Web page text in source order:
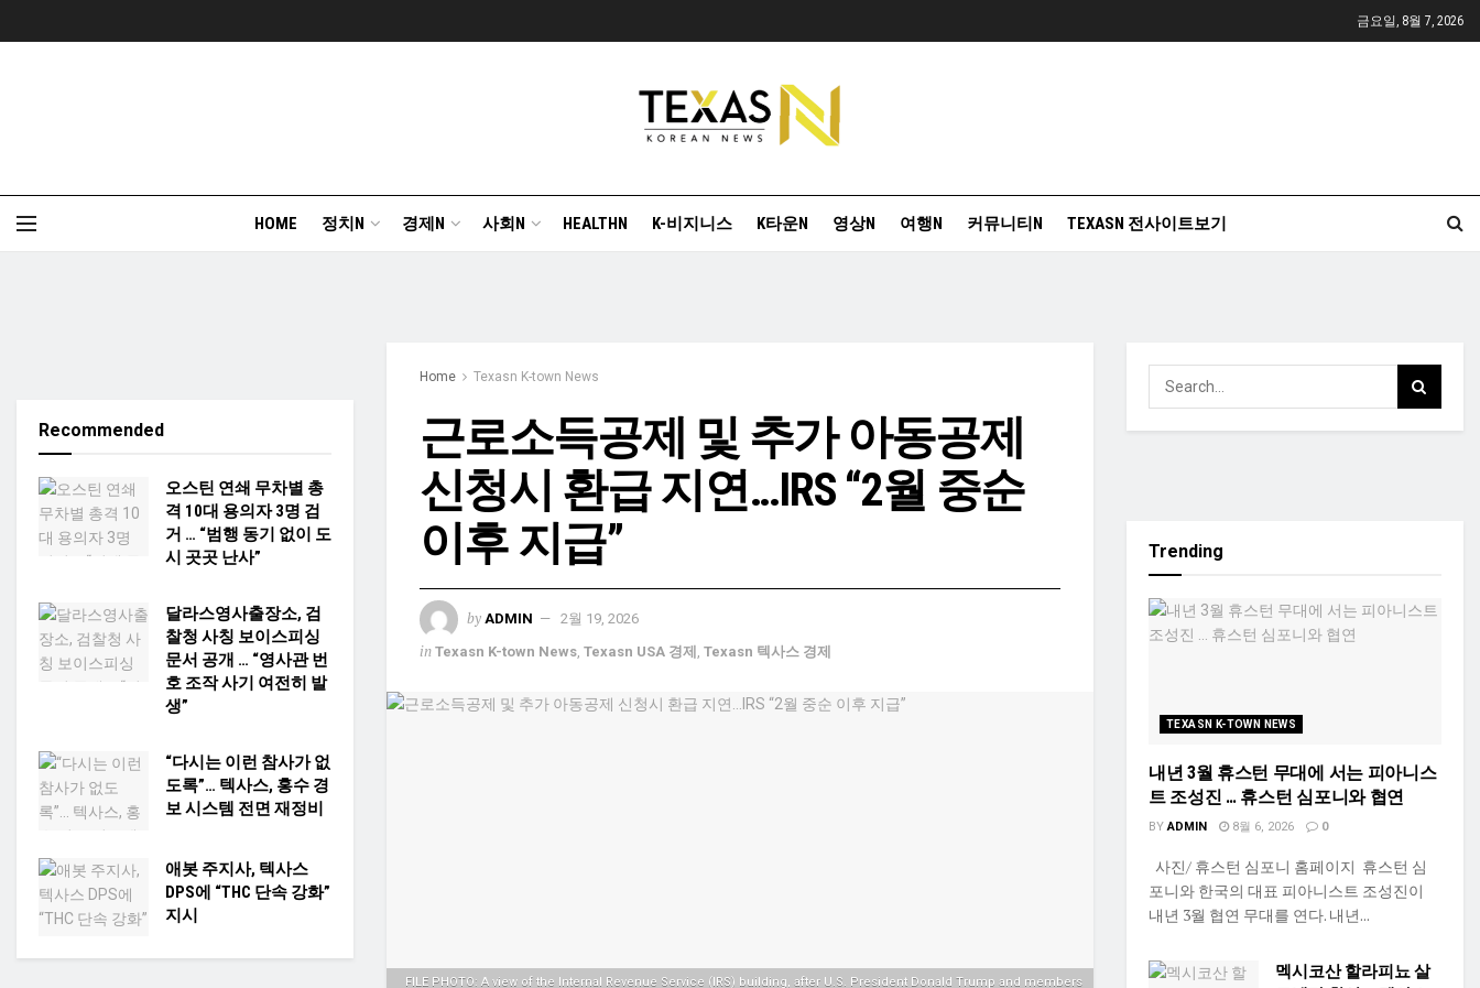
금요일, 8월 7, 2026
HOME 정치N 경제N 사회N HEALTHN K-비지니스 K타운N 영상N 여행N 커뮤니티N TEXASN 전사이트보기
Home Texasn K-town News
근로소득공제 및 추가 아동공제
신청시 환급 지연…IRS “2월 중순
이후 지급”
by ADMIN 2월 19, 2026
in Texasn K-town News Texasn USA 경제 Texasn 텍사스 경제
FILE PHOTO: A view of the Internal Revenue Service (IRS) building, after U.S. President Donald Trump and members
Recommended
오스틴 연쇄 무차별 총
격 10대 용의자 3명 검
거 … “범행 동기 없이 도
시 곳곳 난사”
달라스영사출장소, 검
찰청 사칭 보이스피싱
문서 공개 … “영사관 번
호 조작 사기 여전히 발
생”
“다시는 이런 참사가 없
도록”… 텍사스, 홍수 경
보 시스템 전면 재정비
애봇 주지사, 텍사스
DPS에 “THC 단속 강화”
지시
Trending
TEXASN K-TOWN NEWS
내년 3월 휴스턴 무대에 서는 피아니스
트 조성진 … 휴스턴 심포니와 협연
BY ADMIN 8월 6, 2026 0
사진/ 휴스턴 심포니 홈페이지 휴스턴 심
포니와 한국의 대표 피아니스트 조성진이
내년 3월 협연 무대를 연다. 내년...
멕시코산 할라피뇨 살